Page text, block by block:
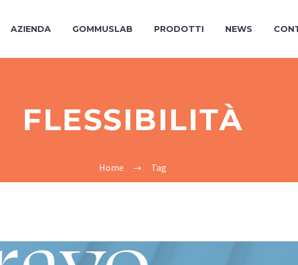
AZIENDA GOMMUSLAB PRODOTTI NEWS
FLESSIBILITÀ
Home Tag